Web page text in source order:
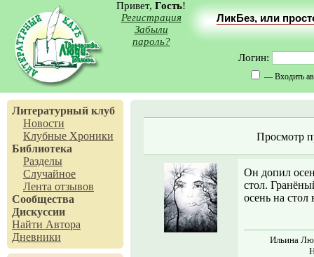
Привет, Гость!
Регистрация
Забыли
пароль?
ЛикБез, или
Логин:
— Входить
Литературный клуб
Новости
Клубные Хроники
Библиотека
Разделы
Случайное
Лента отзывов
Сообщества
Дискуссии
Найти Автора
Дневники
Просмотр
Он допил
стол.
осень на стол
Ильина